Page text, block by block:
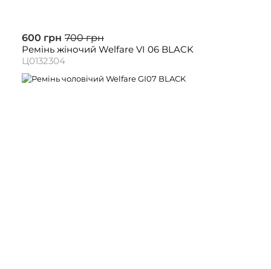
600 грн 700 грн
Ремінь жіночий Welfare VI 06 BLACK
Ц0132304